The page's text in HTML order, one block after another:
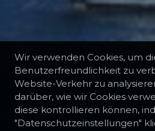
Wir verwenden Cookies, um
Benutzerfreundlichkeit zu
Website-Verkehr zu
darüber, wie wir Cookies
diese kontrollieren können,
"Datenschutzeinstellungen"